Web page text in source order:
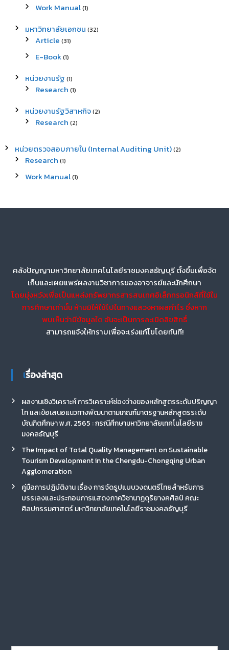
Work Manual(1)
มหาวิทยาลัยเอกชน (32)
Article (31)
E-Book(1)
หน่วยงานรัฐ (1)
Research (1)
หน่วยงานรัฐวิสาหกิจ(2)
Research (2)
หน่วยตรวจสอบภายใน (Internal Auditing Unit)(2)
Research (1)
Work Manual(1)
คลังปัญญามหาวิทยาลัยเทคโนโลยีราชมงคลธัญบุรี ตั้งขึ้นเพื่อจัด
เก็บและเผยแพร่ผลงานวิชาการของอาจารย์และนักศึกษา
โดยมุ่งหวังเพื่อเป็นแหล่งทรัพยากรสารสนเทศอิเล็กทรอนิกส์ที่ใช้ใน
การศึกษาเท่านั้น ห้ามมิให้ใช้ไปในทางแสวงหาผลกำไร ซึ่งหาก
พบเห็นว่ามีข้อมูลใด อันจะเป็นการละเมิดลิขสิทธิ์
สามารถแจ้งให้ทราบเพื่อจะเร่งแก้ไขโดยทันที!
เรื่องล่าสุด
ผลงานเชิงวิเคราะห์ การวิเคราะห์ช่องว่างของหลักสูตรระดับปริญญา
โท และข้อเสนอแนวทางพัฒนาตามเกณฑ์มาตรฐานหลักสูตรระดับ
บัณฑิตศึกษา พ.ศ. 2565 : กรณีศึกษามหาวิทยาลัยเทคโนโลยีราช
มงคลธัญบุรี
The Impact of Total Quality Management on Sustainable
Tourism Development in the Chengdu-Chongqing Urban
Agglomeration
คู่มือการปฏิบัติงาน เรื่อง การจัดรูปแบบวงดนตรีไทยสำหรับการ
บรรเลงและประกอบการแสดงภาควิชานาฏดุริยางคศิลป์ คณะ
ศิลปกรรมศาสตร์ มหาวิทยาลัยเทคโนโลยีราชมงคลธัญบุรี